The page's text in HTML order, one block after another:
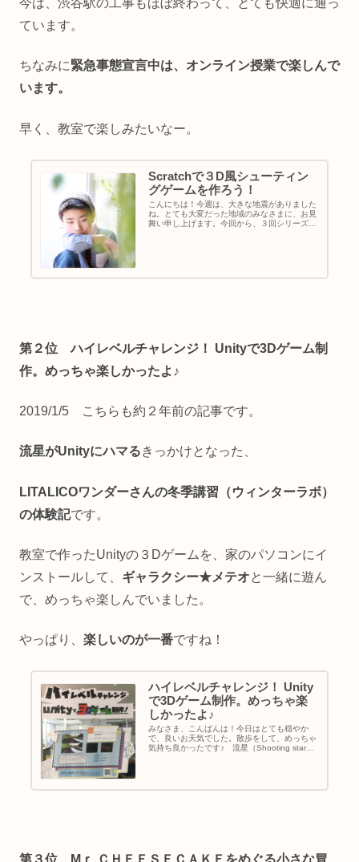
今は、渋谷駅の工事もほぼ終わって、とても快適に通っ
ています。
ちなみに緊急事態宣言中は、オンライン授業で楽しんで
います。
早く、教室で楽しみたいなー。
Scratchで３D風シューティン
グゲームを作ろう！
こんにちは！今週は、大きな地震がありました
ね。とても大変だった地域のみなさまに、お見
舞い申し上げます。今回から、３回シリーズ
第２位 ハイレベルチャレンジ！ Unityで3Dゲーム制
作。めっちゃ楽しかったよ♪
2019/1/5 こちらも約２年前の記事です。
流星がUnityにハマるきっかけとなった、
LITALICOワンダーさんの冬季講習（ウィンターラボ）
の体験記です。
教室で作ったUnityの３Dゲームを、家のパソコンにイ
ンストールして、 ギャラクシー★メテオと一緒に遊ん
で、めっちゃ楽しんでいました。
やっぱり、 楽しいのが一番ですね！
ハイレベルチャレンジ！ Unity
で3Dゲーム制作。めっちゃ楽
しかったよ♪
みなさま、こんばんは！今日はとても穏やか
で、良いお天気でした。散歩をして、めっちゃ
気持ち良かったです♪ 流星（Shooting star）